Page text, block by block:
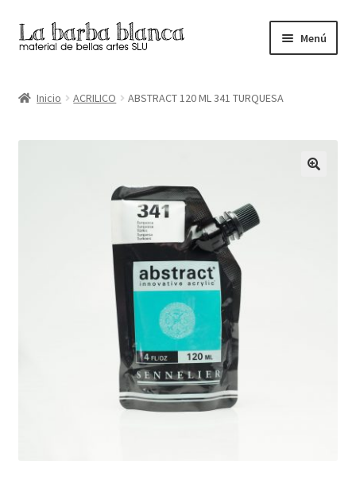
Ir
a
navegación
Ir
al
Menú
Inicio ACRILICO ABSTRACT 120 ML 341 TURQUESA